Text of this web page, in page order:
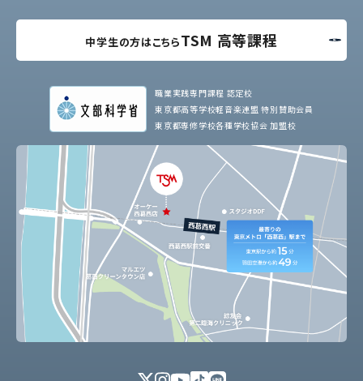
中学生の方はこちらTSM 高等課程
職業実践専門課程 認定校
東京都高等学校軽音楽連盟 特別賛助会員
東京都専修学校各種学校協会 加盟校